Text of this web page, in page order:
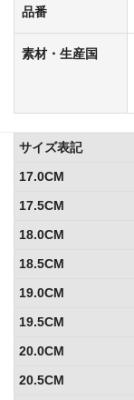
品番
素材・生産国
サイズ表記
17.0CM
17.5CM
18.0CM
18.5CM
19.0CM
19.5CM
20.0CM
20.5CM